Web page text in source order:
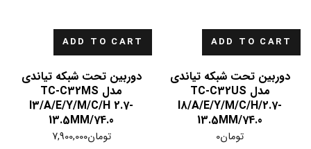
ADD TO CART
دوربین تحت شبکه تیاندی
مدل TC-C32US
I8/A/E/Y/M/C/H/2.7-
13.5MM/74.0
تومان0
ADD TO CART
دوربین تحت شبکه تیاندی
مدل TC-C32MS
I3/A/E/Y/M/C/H 2.7-
13.5MM/74.0
تومان7,900,000